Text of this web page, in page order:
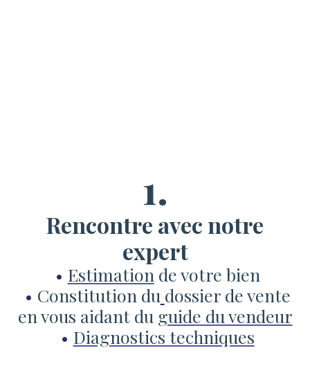
1.
Rencontre avec notre
expert
Estimation de votre bien
Constitution du dossier de vente
en vous aidant du guide du vendeur
Diagnostics techniques